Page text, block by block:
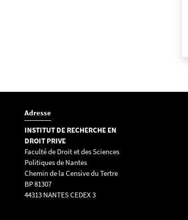
Adresse
INSTITUT DE RECHERCHE EN
DROIT PRIVE
Faculté de Droit et des Sciences
Politiques de Nantes
Chemin de la Censive du Tertre
BP 81307
44313 NANTES CEDEX 3